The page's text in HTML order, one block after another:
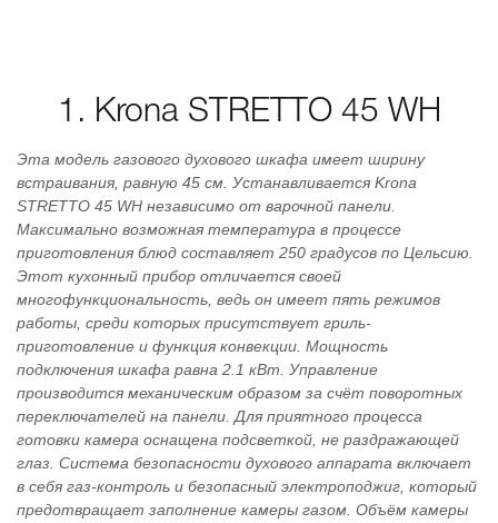
1. Krona STRETTO 45 WH
Эта модель газового духового шкафа имеет ширину
встраивания, равную 45 см. Устанавливается Krona
STRETTO 45 WH независимо от варочной панели.
Максимально возможная температура в процессе
приготовления блюд составляет 250 градусов по Цельсию.
Этот кухонный прибор отличается своей
многофункциональность, ведь он имеет пять режимов
работы, среди которых присутствует гриль-
приготовление и функция конвекции. Мощность
подключения шкафа равна 2.1 кВт. Управление
производится механическим образом за счёт поворотных
переключателей на панели. Для приятного процесса
готовки камера оснащена подсветкой, не раздражающей
глаз. Система безопасности духового аппарата включает
в себя газ-контроль и безопасный электроподжиг, который
предотвращает заполнение камеры газом. Объём камеры